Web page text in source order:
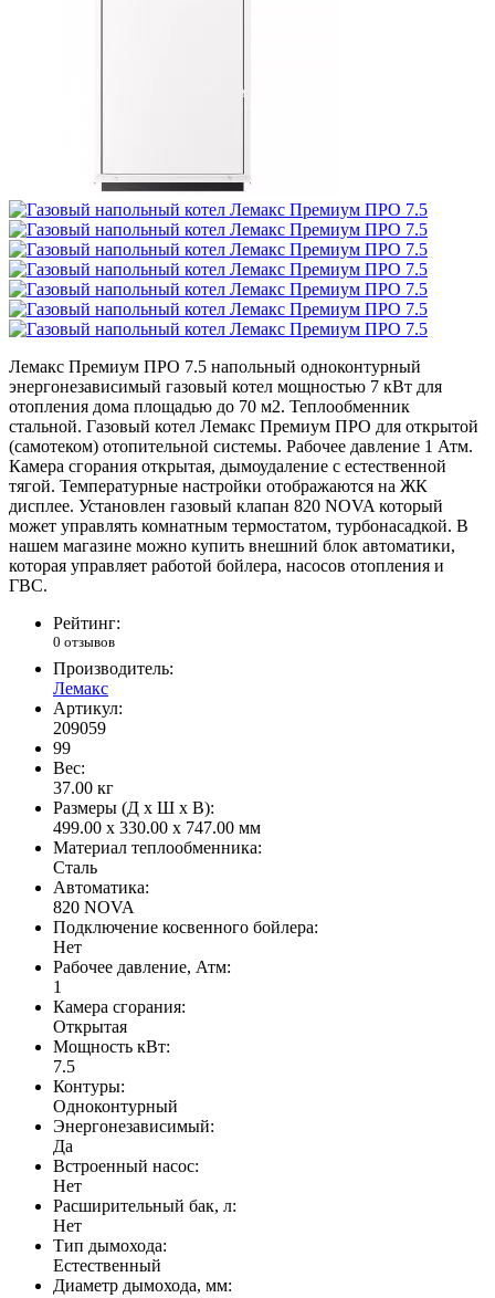
Лемакс Премиум ПРО 7.5 напольный одноконтурный
энергонезависимый газовый котел мощностью 7 кВт для
отопления дома площадью до 70 м2. Теплообменник
стальной. Газовый котел Лемакс Премиум ПРО для открытой
(самотеком) отопительной системы. Рабочее давление 1 Атм.
Камера сгорания открытая, дымоудаление с естественной
тягой. Температурные настройки отображаются на ЖК
дисплее. Установлен газовый клапан 820 NOVA который
может управлять комнатным термостатом, турбонасадкой. В
нашем магазине можно купить внешний блок автоматики,
которая управляет работой бойлера, насосов отопления и
ГВС.
Рейтинг:
0 отзывов
Производитель:
Лемакс
Артикул:
209059
99
Вес:
37.00 кг
Размеры (Д x Ш x В):
499.00 x 330.00 x 747.00 мм
Материал теплообменника:
Сталь
Автоматика:
820 NOVA
Подключение косвенного бойлера:
Нет
Рабочее давление, Атм:
1
Камера сгорания:
Открытая
Мощность кВт:
7.5
Контуры:
Одноконтурный
Энергонезависимый:
Да
Встроенный насос:
Нет
Расширительный бак, л:
Нет
Тип дымохода:
Естественный
Диаметр дымохода, мм: